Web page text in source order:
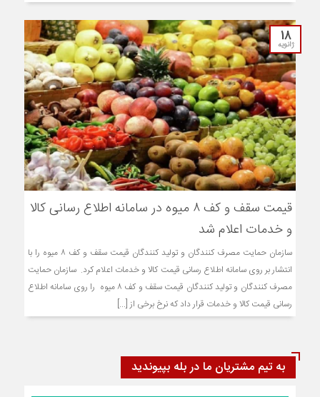
18
ژانویه
قیمت سقف و کف ۸ میوه در سامانه اطلاع رسانی کالا
و خدمات اعلام شد
سازمان حمایت مصرف کنندگان و تولید کنندگان قیمت سقف و کف ۸ میوه را با
انتشار بر روی سامانه اطلاع رسانی قیمت کالا و خدمات اعلام کرد. سازمان حمایت
مصرف کنندگان و تولید کنندگان قیمت سقف و کف ۸ میوه را روی سامانه اطلاع
رسانی قیمت کالا و خدمات قرار داد که نرخ برخی از [...]
به تیم مشتریان ما در بله بپیوندید